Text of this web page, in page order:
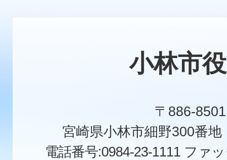
小林市
〒886-8501
宮崎県小林市細野300番
電話番号:0984-23-1111 ファ